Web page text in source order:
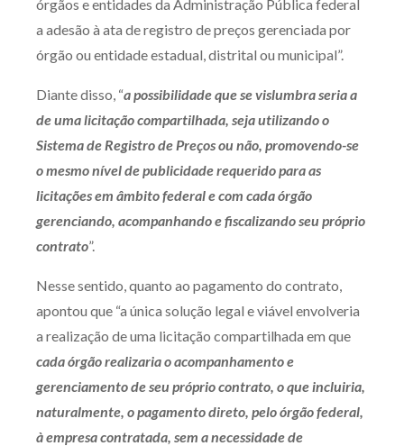
órgãos e entidades da Administração Pública federal
a adesão à ata de registro de preços gerenciada por
órgão ou entidade estadual, distrital ou municipal”.
Diante disso, “a possibilidade que se vislumbra seria a
de uma licitação compartilhada, seja utilizando o
Sistema de Registro de Preços ou não, promovendo-se
o mesmo nível de publicidade requerido para as
licitações em âmbito federal e com cada órgão
gerenciando, acompanhando e fiscalizando seu próprio
contrato”.
Nesse sentido, quanto ao pagamento do contrato,
apontou que “a única solução legal e viável envolveria
a realização de uma licitação compartilhada em que
cada órgão realizaria o acompanhamento e
gerenciamento de seu próprio contrato, o que incluiria,
naturalmente, o pagamento direto, pelo órgão federal,
à empresa contratada, sem a necessidade de